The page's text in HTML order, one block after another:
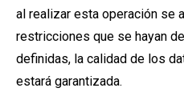
al realizar esta operación se
restricciones que se hayan
definidas, la calidad de los
estará garantizada.